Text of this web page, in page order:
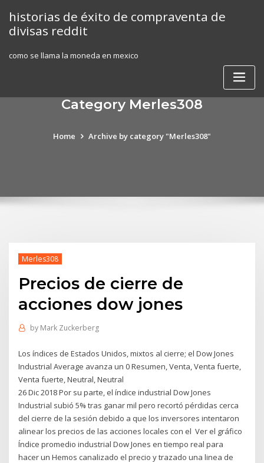
content
historias de éxito de compraventa de
divisas reddit
como se llama la moneda en mexico
Category Merles308
Home Archive by category "Merles308"
Merles308
Precios de cierre de
acciones dow jones
by Mark Zuckerberg
Los índices de Estados Unidos, mixtos al cierre; el Dow Jones
Industrial Average avanza un 0 Resumen, Venta, Venta fuerte,
Venta fuerte, Neutral, Neutral
26 Dic 2018 Por su parte, el índice industrial Dow Jones
Industrial subió 5% tras ganar mil pero recortó pérdidas cerca
del cierre de la sesión debido a que los inversores intentaron
alinear los precios de las acciones locales con el Ver el gráfico
Índice promedio industrial Dow Jones en tiempo real para
hacer un Hemos canalizado el precio y trazado una linea de